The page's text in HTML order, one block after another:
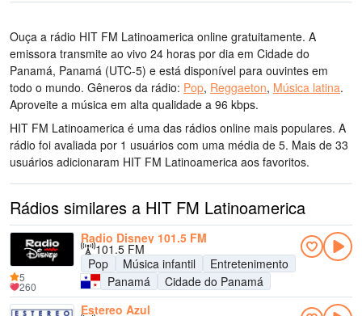
Ouça a rádio HIT FM Latinoamerica online gratuitamente. A
emissora transmite ao vivo 24 horas por dia em Cidade do
Panamá, Panamá (UTC-5) e está disponível para ouvintes em
todo o mundo. Gêneros da rádio: Pop, Reggaeton, Música latina.
Aproveite a música em alta qualidade a 96 kbps.
HIT FM Latinoamerica é uma das rádios online mais populares. A
rádio foi avaliada por 1 usuários com uma média de 5. Mais de 33
usuários adicionaram HIT FM Latinoamerica aos favoritos.
Rádios similares a HIT FM Latinoamerica
Radio Disney 101.5 FM
101.5 FM
Pop
Música infantil
Entretenimento
Panamá
Cidade do Panamá
5
260
Estereo Azul